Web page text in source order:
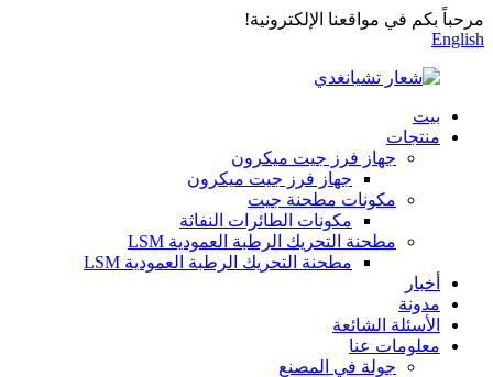
مرحباً بكم في مواقعنا الإلكترونية!
English
بيت
منتجات
جهاز فرز جيت ميكرون
جهاز فرز جيت ميكرون
مكونات مطحنة جيت
مكونات الطائرات النفاثة
مطحنة التحريك الرطبة العمودية LSM
مطحنة التحريك الرطبة العمودية LSM
أخبار
مدونة
الأسئلة الشائعة
معلومات عنا
جولة في المصنع